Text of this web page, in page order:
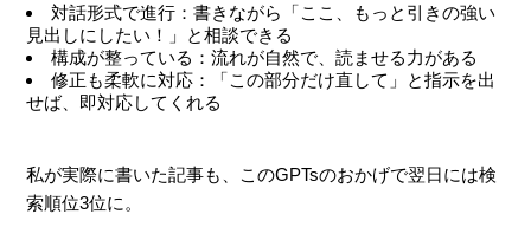
対話形式で進行：書きながら「ここ、もっと引きの強い
見出しにしたい！」と相談できる
構成が整っている：流れが自然で、読ませる力がある
修正も柔軟に対応：「この部分だけ直して」と指示を出
せば、即対応してくれる
私が実際に書いた記事も、このGPTsのおかげで翌日には検
索順位3位に。